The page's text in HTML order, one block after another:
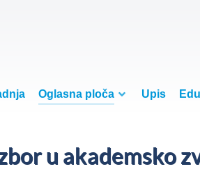
Oglasna ploča Upis
u akademsko